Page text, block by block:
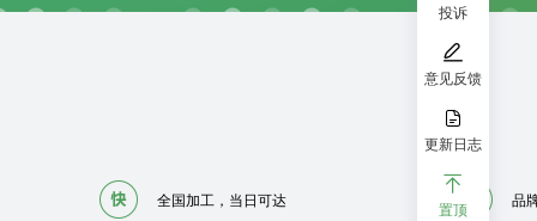
投诉
意见反馈
更新日志
置顶
全国加工，当日可达 品